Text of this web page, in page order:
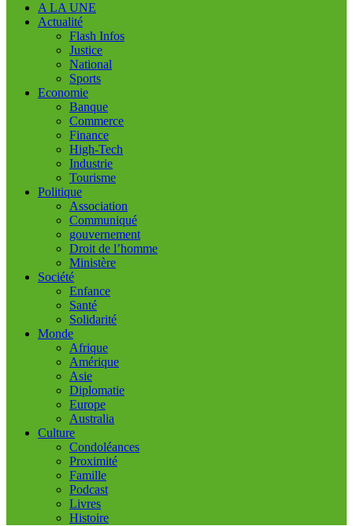
A LA UNE
Actualité
Flash Infos
Justice
National
Sports
Economie
Banque
Commerce
Finance
High-Tech
Industrie
Tourisme
Politique
Association
Communiqué
gouvernement
Droit de l’homme
Ministère
Société
Enfance
Santé
Solidarité
Monde
Afrique
Amérique
Asie
Diplomatie
Europe
Australia
Culture
Condoléances
Proximité
Famille
Podcast
Livres
Histoire